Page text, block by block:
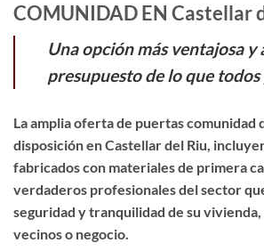
COMUNIDAD EN Castellar
Una opción más ventajosa y
presupuesto de lo que todos
La amplia oferta de puertas comunidad
disposición en Castellar del Riu,
fabricados con materiales de primera
verdaderos profesionales del sector
seguridad y tranquilidad de su
vecinos o negocio.